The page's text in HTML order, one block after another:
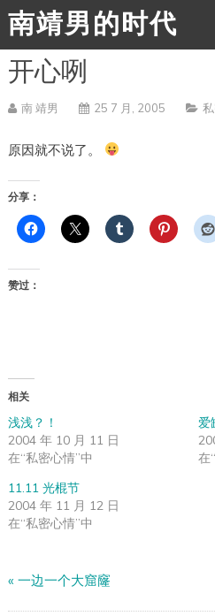
南靖男的时代
开心咧
南 靖男 25 7 月, 2005
原因就不说了。
分享：
赞过：
相关
浅浅？！
2004 年 10 月 11 日
在“私密心情”中
爱
在
11.11 光棍节
2004 年 11 月 12 日
在“私密心情”中
« 一边一个大窟窿